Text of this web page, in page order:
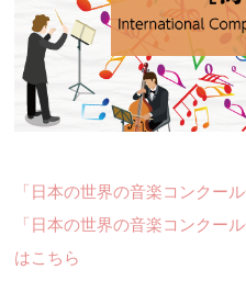
「日本の世界の音楽コンクー
「日本の世界の音楽コンクー
はこちら